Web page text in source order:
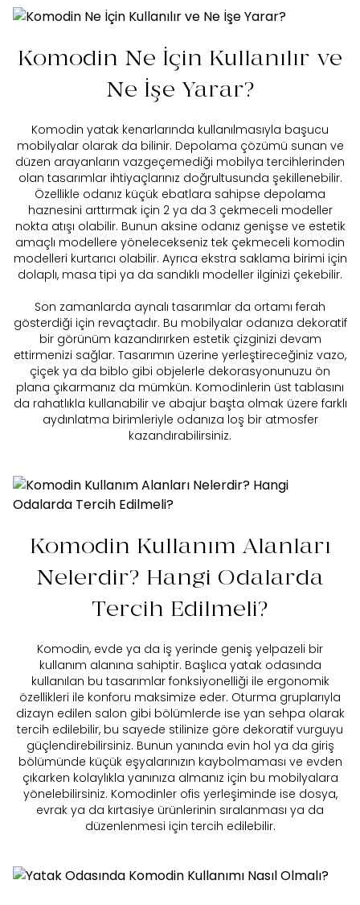
Komodin Ne İçin Kullanılır ve
Ne İşe Yarar?
Komodin yatak kenarlarında kullanılmasıyla başucu
mobilyalar olarak da bilinir. Depolama çözümü sunan ve
düzen arayanların vazgeçemediği mobilya tercihlerinden
olan tasarımlar ihtiyaçlarınız doğrultusunda şekillenebilir.
Özellikle odanız küçük ebatlara sahipse depolama
haznesini arttırmak için 2 ya da 3 çekmeceli modeller
nokta atışı olabilir. Bunun aksine odanız genişse ve estetik
amaçlı modellere yönelecekseniz tek çekmeceli komodin
modelleri kurtarıcı olabilir. Ayrıca ekstra saklama birimi için
dolaplı, masa tipi ya da sandıklı modeller ilginizi çekebilir.
Son zamanlarda aynalı tasarımlar da ortamı ferah
gösterdiği için revaçtadır. Bu mobilyalar odanıza dekoratif
bir görünüm kazandırırken estetik çizginizi devam
ettirmenizi sağlar. Tasarımın üzerine yerleştireceğiniz vazo,
çiçek ya da biblo gibi objelerle dekorasyonunuzu ön
plana çıkarmanız da mümkün. Komodinlerin üst tablasını
da rahatlıkla kullanabilir ve abajur başta olmak üzere farklı
aydınlatma birimleriyle odanıza loş bir atmosfer
kazandırabilirsiniz.
Komodin Kullanım Alanları
Nelerdir? Hangi Odalarda
Tercih Edilmeli?
Komodin, evde ya da iş yerinde geniş yelpazeli bir
kullanım alanına sahiptir. Başlıca yatak odasında
kullanılan bu tasarımlar fonksiyonelliği ile ergonomik
özellikleri ile konforu maksimize eder. Oturma gruplarıyla
dizayn edilen salon gibi bölümlerde ise yan sehpa olarak
tercih edilebilir, bu sayede stilinize göre dekoratif vurguyu
güçlendirebilirsiniz. Bunun yanında evin hol ya da giriş
bölümünde küçük eşyalarınızın kaybolmaması ve evden
çıkarken kolaylıkla yanınıza almanız için bu mobilyalara
yönelebilirsiniz. Komodinler ofis yerleşiminde ise dosya,
evrak ya da kırtasiye ürünlerinin sıralanması ya da
düzenlenmesi için tercih edilebilir.